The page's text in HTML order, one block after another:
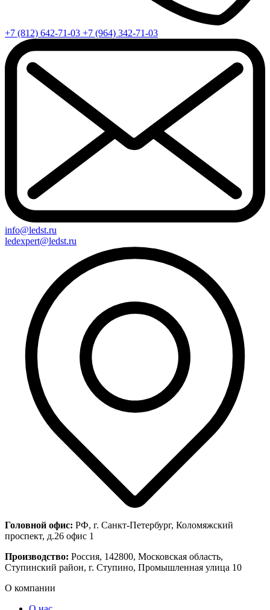
+7 (812) 642-71-03 +7 (964) 342-71-03
info@ledst.ru
ledexpert@ledst.ru
Головной офис: РФ, г. Санкт-Петербург, Коломяжский
проспект, д.26 офис 1
Производство: Россия, 142800, Московская область,
Ступинский район, г. Ступино, Промышленная улица 10
О компании